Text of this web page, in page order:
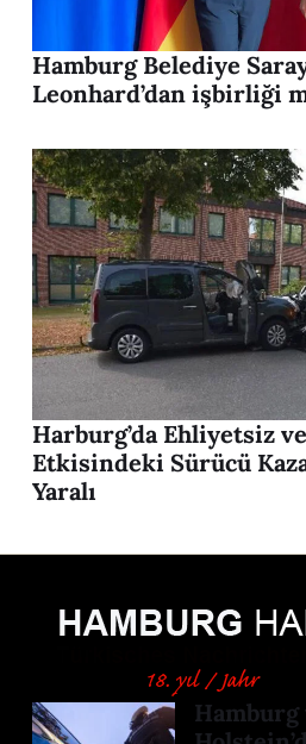
Hamburg Belediye
Leonhard’dan işbirliği
Harburg’da Ehliyetsiz
Etkisindeki Sürücü
Yaralı
Hamburg